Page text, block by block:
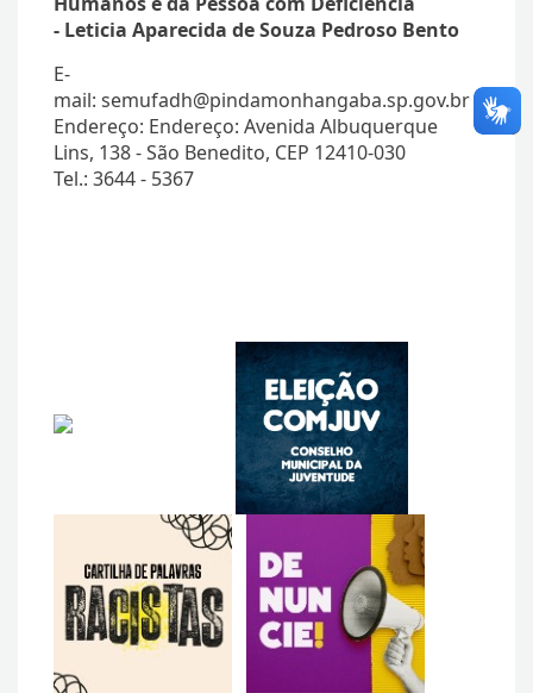
- Leticia Aparecida de Souza Pedroso Bento
E-
mail: semufadh@pindamonhangaba.sp.gov.br
Endereço: Endereço: Avenida Albuquerque
Lins, 138 - São Benedito, CEP 12410-030
Tel.: 3644 - 5367